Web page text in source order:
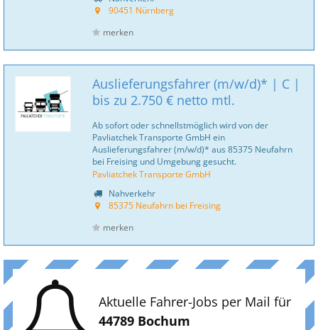
90451 Nürnberg
merken
Auslieferungsfahrer (m/w/d)* | C |
bis zu 2.750 € netto mtl.
Ab sofort oder schnellstmöglich wird von der
Pavliatchek Transporte GmbH ein
Auslieferungsfahrer (m/w/d)* aus 85375 Neufahrn
bei Freising und Umgebung gesucht.
Pavliatchek Transporte GmbH
Nahverkehr
85375 Neufahrn bei Freising
merken
Aktuelle Fahrer-Jobs per Mail für
44789 Bochum